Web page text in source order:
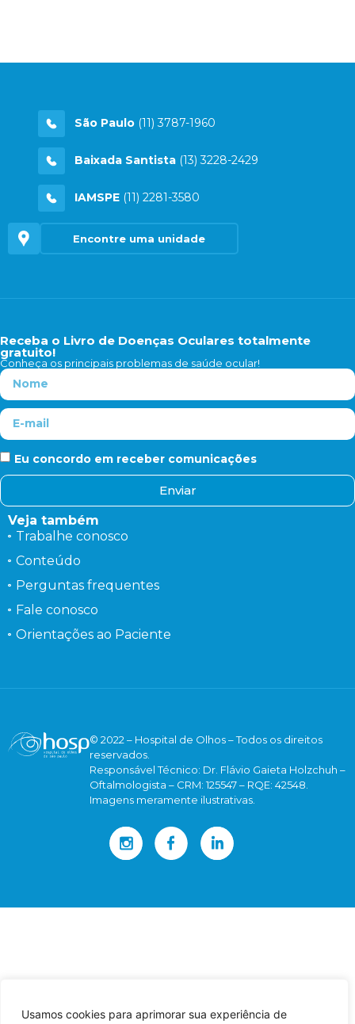
Usamos cookies para aprimorar sua experiência de
São Paulo (11) 3787-1960
Baixada Santista (13) 3228-2429
IAMSPE (11) 2281-3580
Encontre uma unidade
Receba o Livro de Doenças Oculares totalmente
gratuito!
Conheça os principais problemas de saúde ocular!
Eu concordo em receber comunicações
Enviar
Veja também
Trabalhe conosco
Conteúdo
Perguntas frequentes
Fale conosco
Orientações ao Paciente
© 2022 – Hospital de Olhos – Todos os direitos
reservados.
Responsável Técnico: Dr. Flávio Gaieta Holzchuh –
Oftalmologista – CRM: 125547 – RQE: 42548.
Imagens meramente ilustrativas.